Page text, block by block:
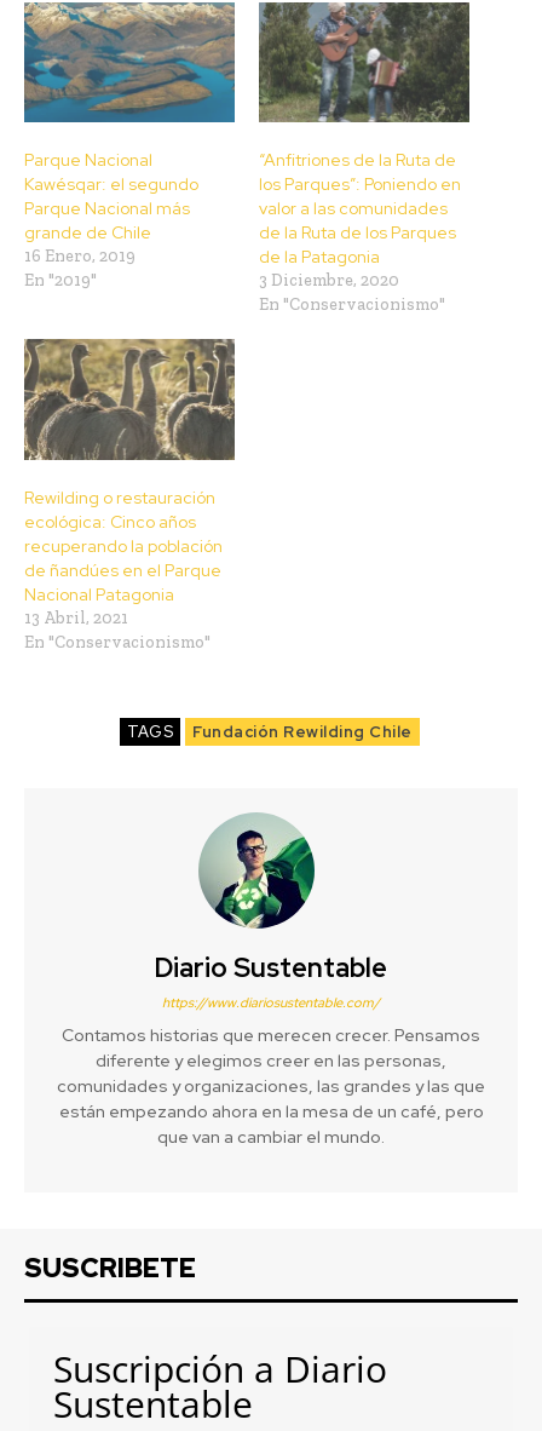
Parque Nacional
Kawésqar: el segundo
Parque Nacional más
grande de Chile
16 Enero, 2019
En "2019"
“Anfitriones de la Ruta de
los Parques”: Poniendo en
valor a las comunidades
de la Ruta de los Parques
de la Patagonia
3 Diciembre, 2020
En "Conservacionismo"
Rewilding o restauración
ecológica: Cinco años
recuperando la población
de ñandúes en el Parque
Nacional Patagonia
13 Abril, 2021
En "Conservacionismo"
TAGS Fundación Rewilding Chile
Diario Sustentable
https://www.diariosustentable.com/
Contamos historias que merecen crecer. Pensamos
diferente y elegimos creer en las personas,
comunidades y organizaciones, las grandes y las que
están empezando ahora en la mesa de un café, pero
que van a cambiar el mundo.
SUSCRIBETE
Suscripción a Diario
Sustentable